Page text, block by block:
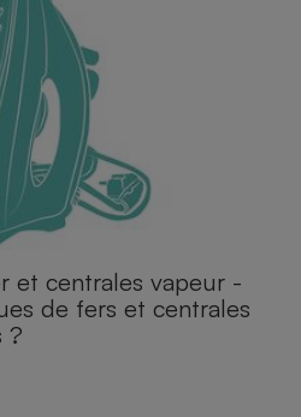
et centrales vapeur -
de fers et centrales
?